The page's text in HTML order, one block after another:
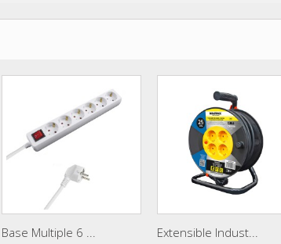
Base Multiple 6 ... Extensible Indust...